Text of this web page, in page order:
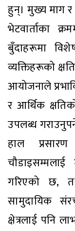
हुन्। मुख्य माग
भेटवार्ताका
बुँदाहरूमा
व्यक्तिहरूको
आयोजनाले
र आर्थिक
उपलब्ध
हाल
चौडाइसम्मलाई
गरिएको छ,
सामुदायिक
क्षेत्रलाई पनि